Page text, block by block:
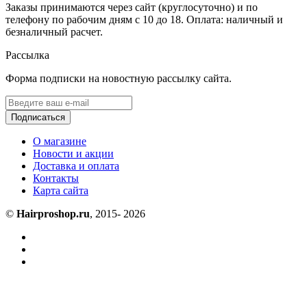
Заказы принимаются через сайт (круглосуточно) и по
телефону по рабочим дням с 10 до 18. Оплата: наличный и
безналичный расчет.
Рассылка
Форма подписки на новостную рассылку сайта.
Подписаться
О магазине
Новости и акции
Доставка и оплата
Контакты
Карта сайта
© Hairproshop.ru, 2015- 2026